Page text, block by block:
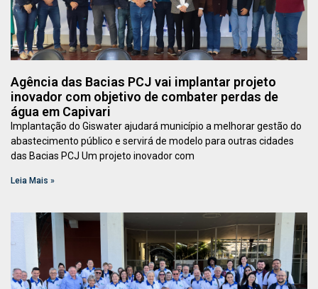
Agência das Bacias PCJ vai implantar projeto
inovador com objetivo de combater perdas de
água em Capivari
Implantação do Giswater ajudará município a melhorar gestão do
abastecimento público e servirá de modelo para outras cidades
das Bacias PCJ Um projeto inovador com
Leia Mais »